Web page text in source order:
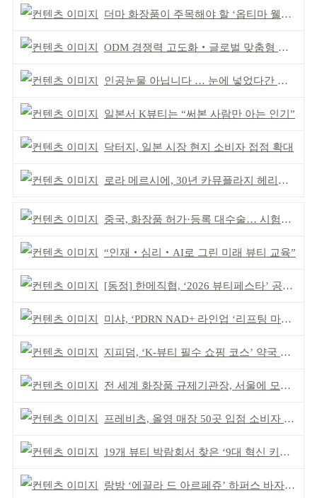
더마 화장품이 주목해야 할 ‘옵티마 웰니스 뮤지엄 약국’
ODM 경쟁력 고도화‧글로벌 맞춤형 제조 역량 강화
인공눈물 아닙니다 … 눈에 넣었다간 각막 손상
일본서 K뷰티는 “써본 사람만 아는 인기”
닥터지, 일본 시장 현지 소비자 접점 확대
로라 메르시에, 30년 카뮤플라지 헤리티지 담아
중국, 화장품 허가·등록 대수술… 시험자료 공용 허용
“인재‧심리‧AI로 그린 미래 뷰티 교육”
[동정] 한메직협, ‘2026 뷰티페스타’ 공동 주최
미샤, ‘PDRN NAD+ 라인업 ‘리프팅 마스크’ 출시
지피덤, ‘K-뷰티 필수 쇼핑 코스’ 약국 공략
전 세계 화장품 규제기관장, 서울에 모인다
프레비츠, 올영 매장 50곳 입점 소비자 접점 강화
19개 뷰티 박람회서 찾은 ‘9대 혁신 키워드’
랑방 ‘에끌라 드 아르페쥬’ 하퍼스 바자 화보 공개